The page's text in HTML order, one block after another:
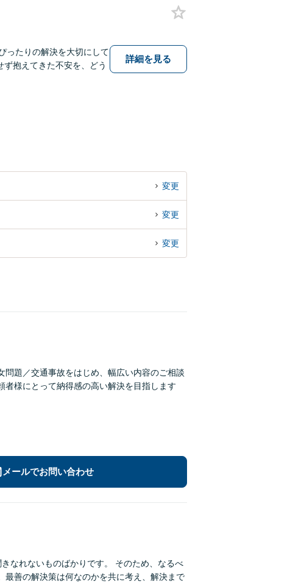
ったりの解決を大切にして
抱えてきた不安を、どう
詳細を見る
変更
変更
変更
問題／交通事故をはじめ、幅広い内容のご相談
様にとって納得感の高い解決を目指します
メールでお問い合わせ
なれないものばかりです。 そのため、なるべ
最善の解決策は何なのかを共に考え、解決まで